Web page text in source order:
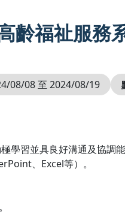
齡福祉服務
08/08 至 2024/08/19
學習並具良好溝通及協調能
、Excel等）。